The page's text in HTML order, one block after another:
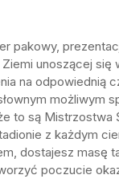
pakowy,
unoszącej się
na odpowiednią
możliwym
to są Mistrzostwa
z każdym
dostajesz masę
poczucie